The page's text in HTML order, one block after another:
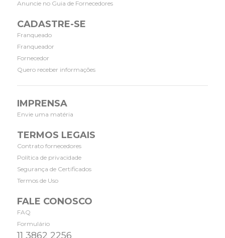
Anuncie no Guia de Fornecedores
CADASTRE-SE
Franqueado
Franqueador
Fornecedor
Quero receber informações
IMPRENSA
Envie uma matéria
TERMOS LEGAIS
Contrato fornecedores
Política de privacidade
Segurança de Certificados
Termos de Uso
FALE CONOSCO
FAQ
Formulário
11 3862 2256